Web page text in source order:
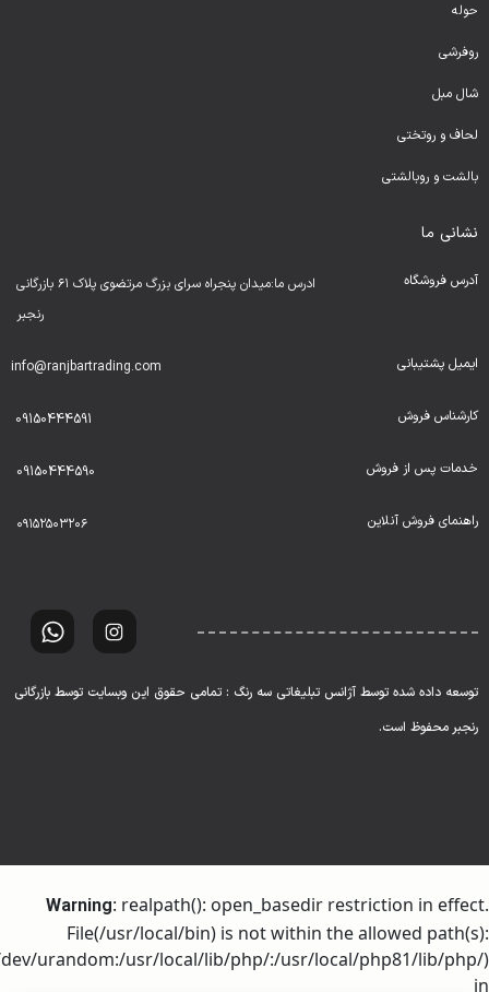
حوله
روفرشی
شال مبل
لحاف و روتختی
بالشت و روبالشتی
نشانی ما
آدرس فروشگاه
ادرس ما:میدان پنجراه سرای بزرگ مرتضوی پلاک ۶۱ بازرگانی
رنجبر
ایمیل پشتیبانی info@ranjbartrading.com
کارشناس فروش 09150444591
خدمات پس از فروش 09150444590
راهنمای فروش آنلاین ۰۹۱۵۲۵۰۳۲۰۶
توسعه داده شده توسط آژانس تبلیغاتی سه رنگ : تمامی حقوق این وبسایت توسط بازرگانی
رنجبر محفوظ است.
Warning: realpath(): open_basedir restriction in effect.
File(/usr/local/bin) is not within the allowed path(s):
urandom:/usr/local/lib/php/:/usr/local/php81/lib/php/)
in